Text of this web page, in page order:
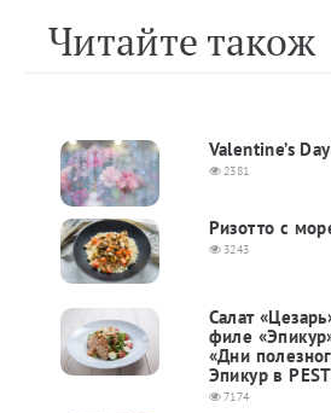
Читайте також
Valentine’s
2381
Ризотто с
3243
Салат
филе
«Дни
Эпикур в
7174